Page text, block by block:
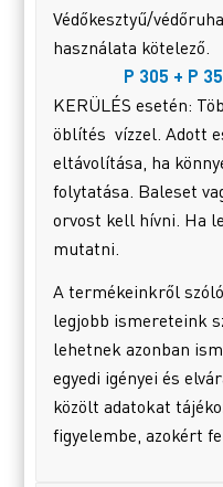
Védőkesztyű/
használata kötelező.
P 305 + P 351
KERÜLÉS esetén:
öblítés vízzel. Adott
eltávolítása, ha
folytatása. Baleset
orvost kell hívni. Ha
mutatni.
A termékeinkről
legjobb ismereteink
lehetnek azonban
egyedi igényei és
közölt adatokat
figyelembe, azokért